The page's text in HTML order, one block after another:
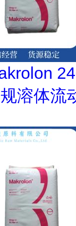
溶体流